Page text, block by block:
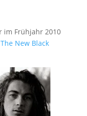
im Frühjahr 2010
The New Black